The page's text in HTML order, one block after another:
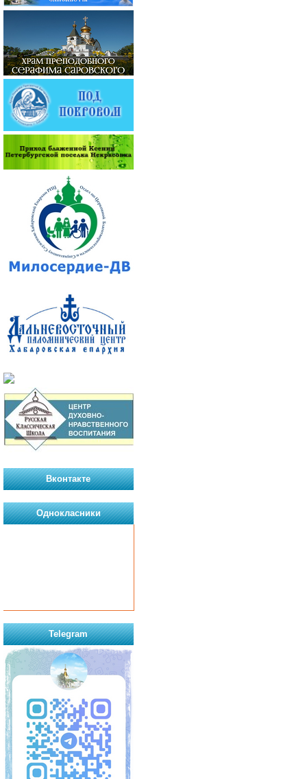
Вконтакте
Однокласники
Telegram